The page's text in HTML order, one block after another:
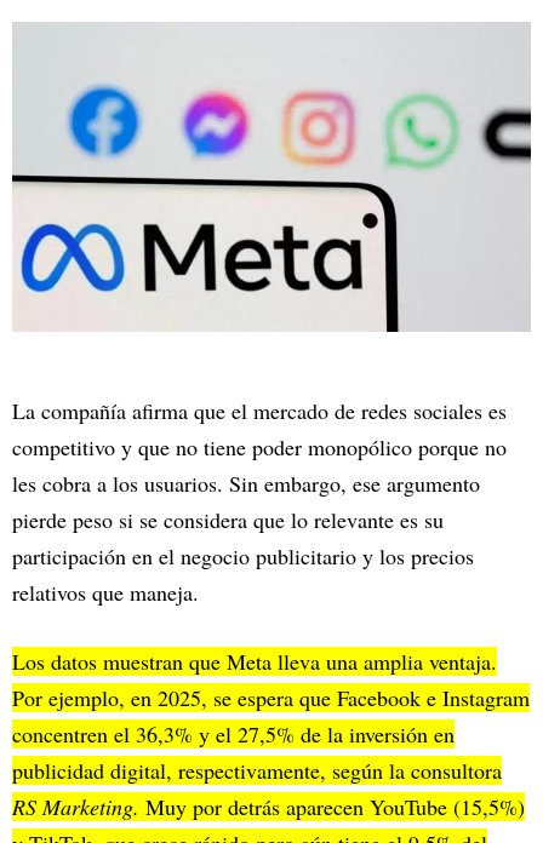
La compañía afirma que el mercado de redes sociales es
competitivo y que no tiene poder monopólico porque no
les cobra a los usuarios. Sin embargo, ese argumento
pierde peso si se considera que lo relevante es su
participación en el negocio publicitario y los precios
relativos que maneja.
Los datos muestran que Meta lleva una amplia ventaja.
Por ejemplo, en 2025, se espera que Facebook e Instagram
concentren el 36,3% y el 27,5% de la inversión en
publicidad digital, respectivamente, según la consultora
RS Marketing. Muy por detrás aparecen YouTube (15,5%)